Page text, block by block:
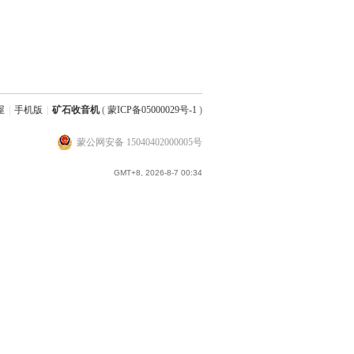
手机版 矿石收音机( 蒙ICP备05000029号-1 )
蒙公网安备 15040402000005号
GMT+8, 2026-8-7 00:34